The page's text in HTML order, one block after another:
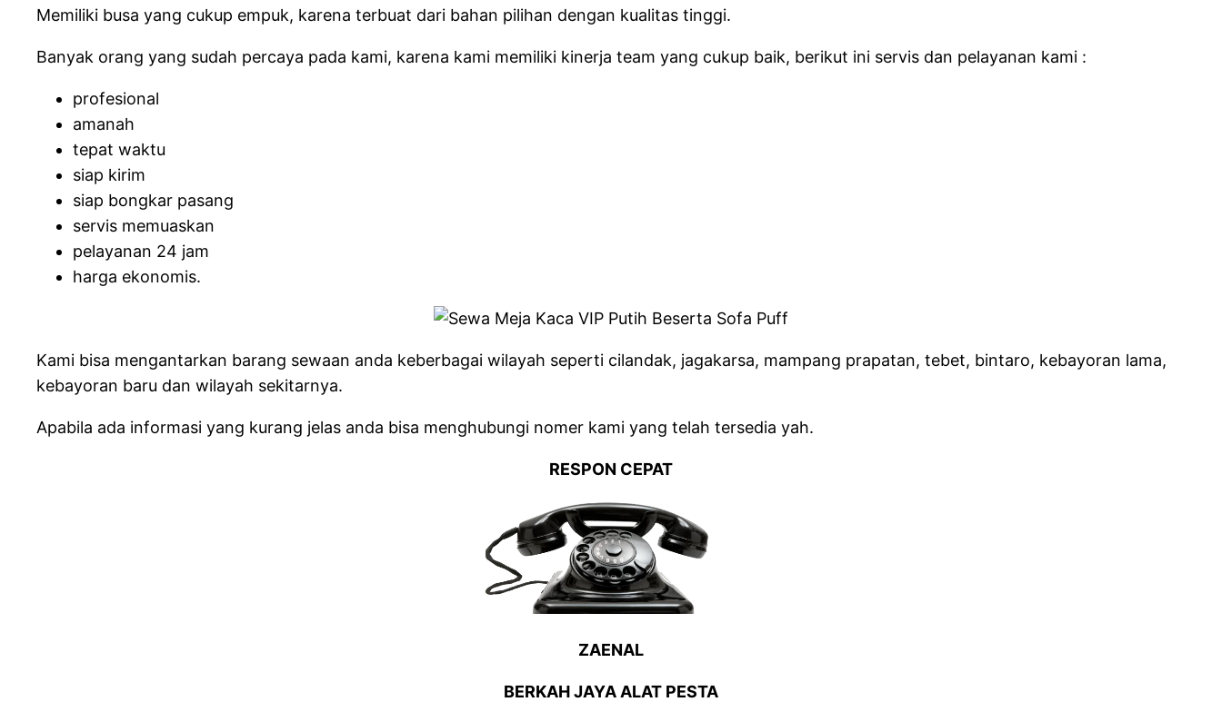
Memiliki busa yang cukup empuk, karena terbuat dari bahan pilihan dengan kualitas tinggi.
Banyak orang yang sudah percaya pada kami, karena kami memiliki kinerja team yang cukup baik, berikut ini servis dan pelayanan kami :
profesional
amanah
tepat waktu
siap kirim
siap bongkar pasang
servis memuaskan
pelayanan 24 jam
harga ekonomis.
Kami bisa mengantarkan barang sewaan anda keberbagai wilayah seperti cilandak, jagakarsa, mampang prapatan, tebet, bintaro, kebayoran lama,
kebayoran baru dan wilayah sekitarnya.
Apabila ada informasi yang kurang jelas anda bisa menghubungi nomer kami yang telah tersedia yah.
RESPON CEPAT
ZAENAL
BERKAH JAYA ALAT PESTA